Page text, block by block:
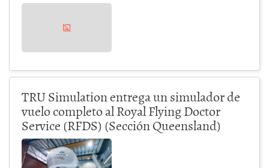
TRU Simulation entrega un simulador de
vuelo completo al Royal Flying Doctor
Service (RFDS) (Sección Queensland)